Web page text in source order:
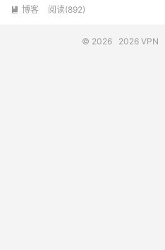
 博客 阅读(892)
© 2026 2026 VPN